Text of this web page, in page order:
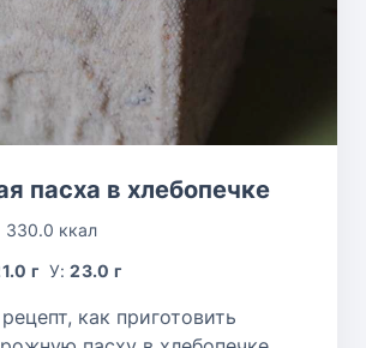
пасха в хлебопечке
330.0 ккал
г У:23.0 г
как приготовить